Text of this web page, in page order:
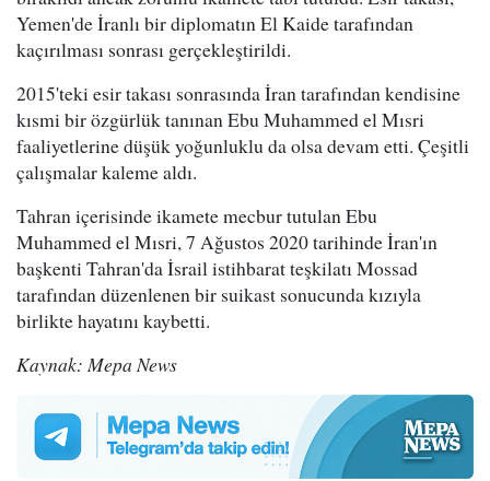
Yemen'de İranlı bir diplomatın El Kaide tarafından
kaçırılması sonrası gerçekleştirildi.
2015'teki esir takası sonrasında İran tarafından kendisine
kısmi bir özgürlük tanınan Ebu Muhammed el Mısri
faaliyetlerine düşük yoğunluklu da olsa devam etti. Çeşitli
çalışmalar kaleme aldı.
Tahran içerisinde ikamete mecbur tutulan Ebu
Muhammed el Mısri, 7 Ağustos 2020 tarihinde İran'ın
başkenti Tahran'da İsrail istihbarat teşkilatı Mossad
tarafından düzenlenen bir suikast sonucunda kızıyla
birlikte hayatını kaybetti.
Kaynak: Mepa News